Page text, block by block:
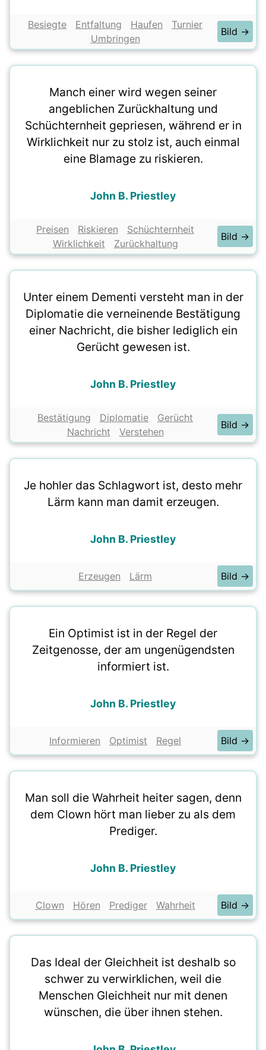
Besiegte Entfaltung Haufen
Turnier
Umbringen
Bild →
Manch einer wird wegen seiner
angeblichen Zurückhaltung und
Schüchternheit gepriesen, während er in
Wirklichkeit nur zu stolz ist, auch einmal
eine Blamage zu riskieren.
John B. Priestley
Preisen Riskieren
Schüchternheit
Wirklichkeit
Zurückhaltung
Bild →
Unter einem Dementi versteht man in der
Diplomatie die verneinende Bestätigung
einer Nachricht, die bisher lediglich ein
Gerücht gewesen ist.
John B. Priestley
Bestätigung Diplomatie
Gerücht
Nachricht
Verstehen
Bild →
Je hohler das Schlagwort ist, desto mehr
Lärm kann man damit erzeugen.
John B. Priestley
Erzeugen Lärm Bild →
Ein Optimist ist in der Regel der
Zeitgenosse, der am ungenügendsten
informiert ist.
John B. Priestley
Informieren Optimist Regel Bild →
Man soll die Wahrheit heiter sagen, denn
dem Clown hört man lieber zu als dem
Prediger.
John B. Priestley
Clown Hören Prediger Wahrheit Bild →
Das Ideal der Gleichheit ist deshalb so
schwer zu verwirklichen, weil die
Menschen Gleichheit nur mit denen
wünschen, die über ihnen stehen.